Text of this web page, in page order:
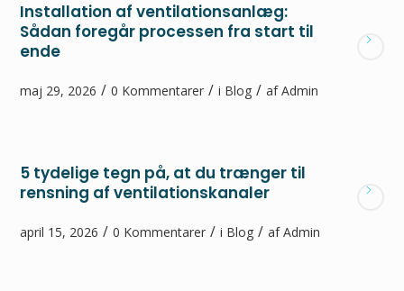
Installation af ventilationsanlæg:
Sådan foregår processen fra start til
ende
maj 29, 2026 / 0 Kommentarer / i Blog / afAdmin
5 tydelige tegn på, at du trænger til
rensning af ventilationskanaler
april 15, 2026 / 0 Kommentarer / i Blog / afAdmin